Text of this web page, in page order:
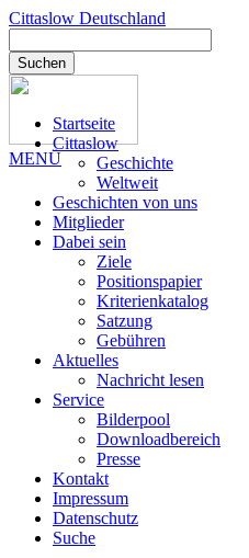
Cittaslow Deutschland
Suchen
MENÜ
Startseite
Cittaslow
Geschichte
Weltweit
Geschichten von uns
Mitglieder
Dabei sein
Ziele
Positionspapier
Kriterienkatalog
Satzung
Gebühren
Aktuelles
Nachricht lesen
Service
Bilderpool
Downloadbereich
Presse
Kontakt
Impressum
Datenschutz
Suche